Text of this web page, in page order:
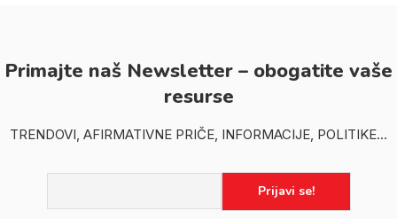
Primajte naš Newsletter – obogatite vaše
resurse
TRENDOVI, AFIRMATIVNE PRIČE, INFORMACIJE, POLITIKE...